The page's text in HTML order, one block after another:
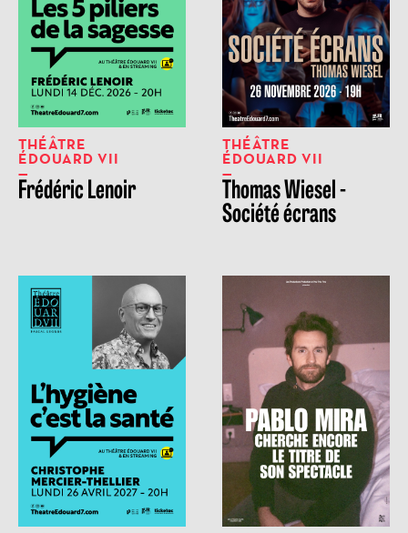
THÉÂTRE
ÉDOUARD VII
Frédéric Lenoir
THÉÂTRE
ÉDOUARD VII
Thomas Wiesel -
Société écrans